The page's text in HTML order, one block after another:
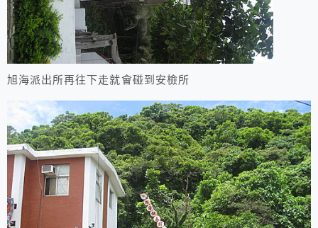
旭海派出所再往下走就會碰到安檢所